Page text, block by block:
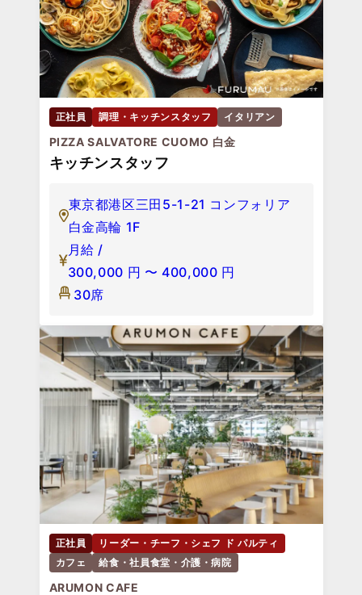
正社員 調理・キッチンスタッフ イタリアン
PIZZA SALVATORE CUOMO 白金
キッチンスタッフ
東京都港区三田5-1-21 コンフォリア
白金高輪 1F
月給 /
300,000 円 〜 400,000 円
30席
正社員
リーダー・チーフ・シェフ ド パルティ
カフェ
給食・社員食堂・介護・病院
ARUMON CAFE